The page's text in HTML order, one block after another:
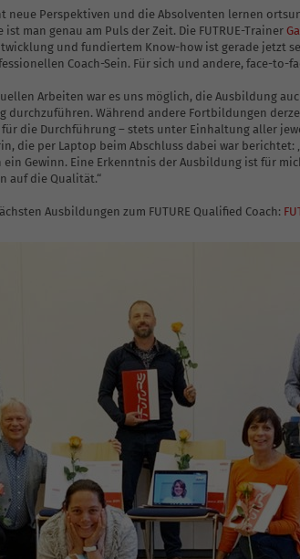
neue Perspektiven und die Absolventen lernen
man genau am Puls der Zeit. Die FUTRUE-Trainer
und fundiertem Know-how ist gerade jetzt
Coach-Sein. Für sich und andere, face-to-
Arbeiten war es uns möglich, die Ausbildung
durchzuführen. Während andere Fortbildungen
für die Durchführung – stets unter Einhaltung aller
die per Laptop beim Abschluss dabei war
Gewinn. Eine Erkenntnis der Ausbildung ist für
auf die Qualität.“
Ausbildungen zum FUTURE Qualified Coach: